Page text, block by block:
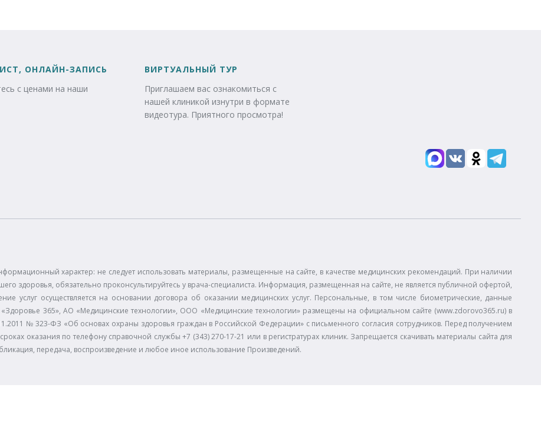
ОНЛАЙН-ЗАПИСЬ
с ценами на наши
ВИРТУАЛЬНЫЙ ТУР
Приглашаем вас ознакомиться с
нашей клиникой изнутри в формате
видеотура. Приятного просмотра!
характер: не следует использовать материалы, размещенные на сайте, в качестве медицинских рекомендаций. При наличии
здоровья, обязательно проконсультируйтесь у врача-специалиста. Информация, размещенная на сайте, не является публичной офертой,
услуг осуществляется на основании договора об оказании медицинских услуг. Персональные, в том числе биометрические, данные
365», АО «Медицинские технологии», ООО «Медицинские технологии» размещены на официальном сайте (www.zdorovo365.ru) в
№ 323-ФЗ «Об основах охраны здоровья граждан в Российской Федерации» с письменного согласия сотрудников. Перед получением
оказания по телефону справочной службы +7 (343) 270-17-21 или в регистратурах клиник. Запрещается скачивать материалы сайта для
передача, воспроизведение и любое иное использование Произведений.